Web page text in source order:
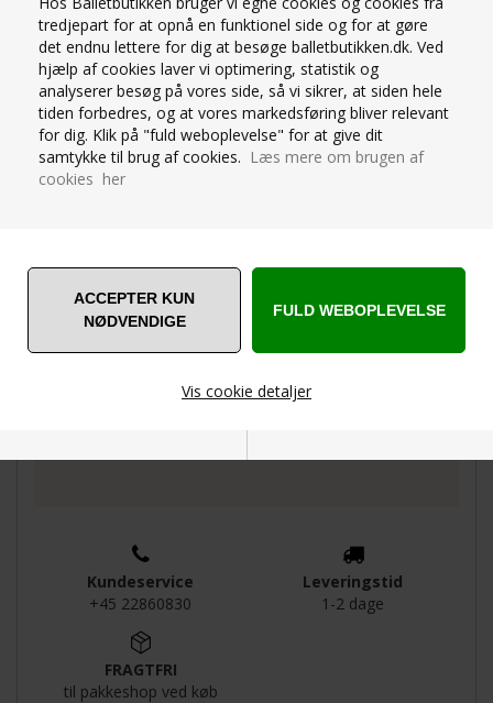
tredjepart for at opnå en funktionel side og for at gøre
det endnu lettere for dig at besøge balletbutikken.dk. Ved
hjælp af cookies laver vi optimering, statistik og
analyserer besøg på vores side, så vi sikrer, at siden hele
tiden forbedres, og at vores markedsføring bliver relevant
for dig. Klik på "fuld weboplevelse" for at give dit
samtykke til brug af cookies. Læs mere om brugen af
cookies her
Vis cookie detaljer
Statistiske
OM PRODUKTET
Capezio hold and stretch legging med andefod i
farven light suntan til teen og damer. 88%nylon/12%
Super god kvalitet og holdbarhed mat kvalitet.
Til ballet, gymnastik, jazzballet og jazzdans
Kundeservice
+45 22860830
Leveringstid
1-2 dage
FRAGTFRI
til pakkeshop ved køb